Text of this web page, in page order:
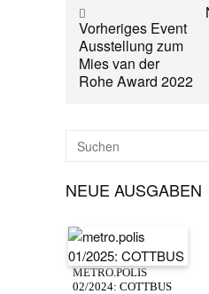
Vorheriges Event
Ausstellung zum
Mies van der
Rohe Award 2022
NEUE AUSGABEN
METRO.POLIS
02/2024: COTTBUS